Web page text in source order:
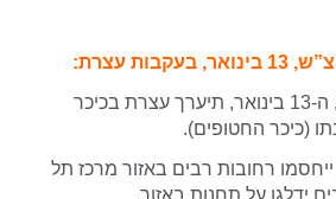
עצרת:
במוצאי שבת הקרובה, ה-13 בינואר, תיערך עצרת בכיכר
(כיכר החטופים).
רחובות רבים באזור מרכז תל
ידלגו על תחנות באזור.